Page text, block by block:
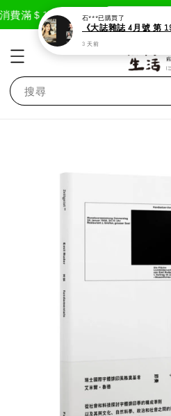
費滿＄1800免運費 現在去購物！
搜尋
石***已購買了
3 天前